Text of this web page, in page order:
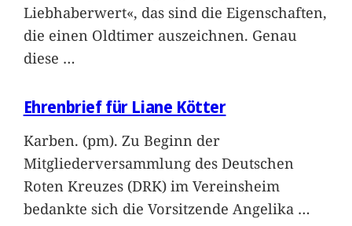
Liebhaberwert«, das sind die Eigenschaften,
die einen Oldtimer auszeichnen. Genau
diese …
Ehrenbrief für Liane Kötter
Karben. (pm). Zu Beginn der
Mitgliederversammlung des Deutschen
Roten Kreuzes (DRK) im Vereinsheim
bedankte sich die Vorsitzende Angelika …